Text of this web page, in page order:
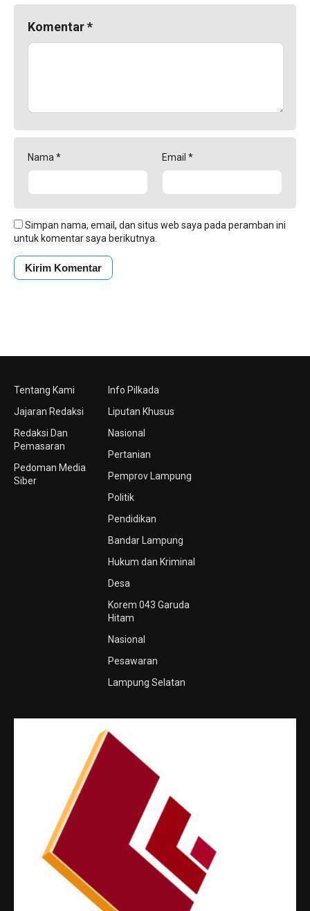
Komentar*
Nama * Email *
Simpan nama, email, dan situs web saya pada peramban ini
untuk komentar saya berikutnya.
Tentang Kami
Jajaran Redaksi
Redaksi Dan
Pemasaran
Pedoman Media
Siber
Info Pilkada
Liputan Khusus
Nasional
Pertanian
Pemprov Lampung
Politik
Pendidikan
Bandar Lampung
Hukum dan Kriminal
Desa
Korem 043 Garuda
Hitam
Nasional
Pesawaran
Lampung Selatan